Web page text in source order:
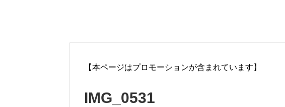
【本ページはプロモーションが含まれています】
IMG_0531